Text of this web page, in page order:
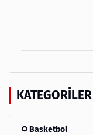
KATEGORILER
Basketbol